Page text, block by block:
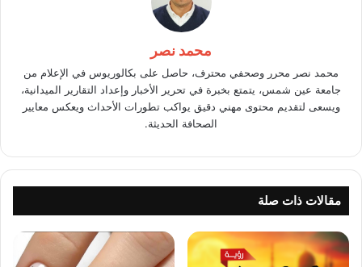
محمد نصر
محمد نصر محرر وصحفي محترف، حاصل على بكالوريوس في الإعلام من
جامعة عين شمس، يتمتع بخبرة في تحرير الأخبار وإعداد التقارير الميدانية،
ويسعى لتقديم محتوى مهني دقيق يواكب تطورات الأحداث ويعكس معايير
الصحافة الحديثة.
مقالات ذات صلة